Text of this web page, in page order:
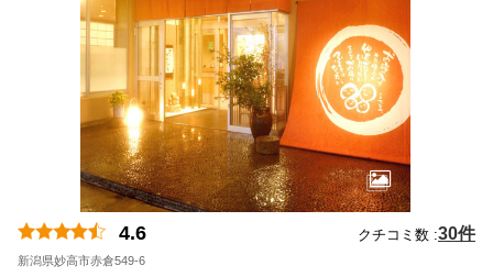
4.6 クチコミ数 :30件
新潟県妙高市赤倉549-6